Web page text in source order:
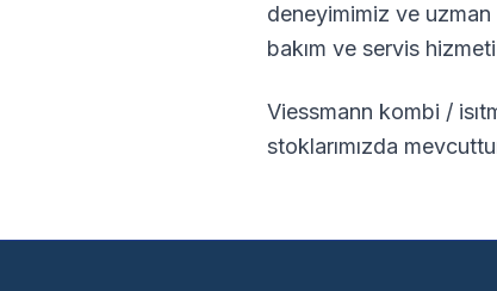
deneyimimiz ve
bakım ve servis
Viessmann kombi /
stoklarımızda